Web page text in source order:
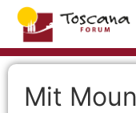
Mit